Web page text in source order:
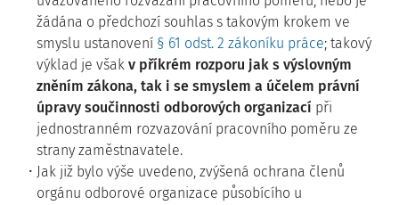
žádána o předchozí souhlas s takovým krokem ve
smyslu ustanovení § 61 odst. 2 zákoníku práce; takový
výklad je však v příkrém rozporu jak s výslovným
zněním zákona, tak i se smyslem a účelem právní
úpravy součinnosti odborových organizací při
jednostranném rozvazování pracovního poměru ze
strany zaměstnavatele.
Jak již bylo výše uvedeno, zvýšená ochrana členů
orgánu odborové organizace působícího u